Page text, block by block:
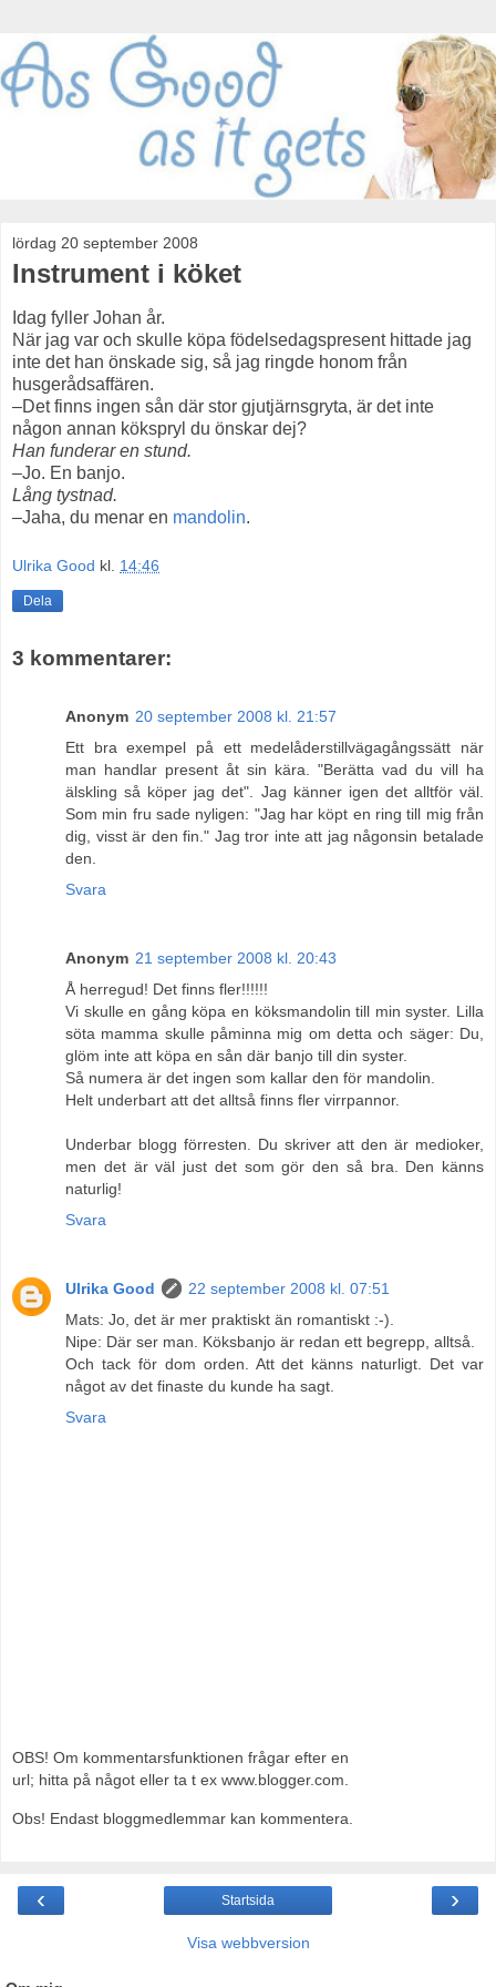
lördag 20 september 2008
Instrument i köket
Idag fyller Johan år.
När jag var och skulle köpa födelsedagspresent hittade jag
inte det han önskade sig, så jag ringde honom från
husgerådsaffären.
–Det finns ingen sån där stor gjutjärnsgryta, är det inte
någon annan kökspryl du önskar dej?
Han funderar en stund.
–Jo. En banjo.
Lång tystnad.
–Jaha, du menar en mandolin.
Ulrika Good kl. 14:46
Dela
3 kommentarer:
Anonym 20 september 2008 kl. 21:57
Ett bra exempel på ett medelåderstillvägagångssätt när
man handlar present åt sin kära. "Berätta vad du vill ha
älskling så köper jag det". Jag känner igen det alltför väl.
Som min fru sade nyligen: "Jag har köpt en ring till mig från
dig, visst är den fin." Jag tror inte att jag någonsin betalade
den.
Svara
Anonym 21 september 2008 kl. 20:43
Å herregud! Det finns fler!!!!!!
Vi skulle en gång köpa en köksmandolin till min syster. Lilla
söta mamma skulle påminna mig om detta och säger: Du,
glöm inte att köpa en sån där banjo till din syster.
Så numera är det ingen som kallar den för mandolin.
Helt underbart att det alltså finns fler virrpannor.
Underbar blogg förresten. Du skriver att den är medioker,
men det är väl just det som gör den så bra. Den känns
naturlig!
Svara
Ulrika Good
22 september 2008 kl. 07:51
Mats: Jo, det är mer praktiskt än romantiskt :-).
Nipe: Där ser man. Köksbanjo är redan ett begrepp, alltså.
Och tack för dom orden. Att det känns naturligt. Det var
något av det finaste du kunde ha sagt.
Svara
OBS! Om kommentarsfunktionen frågar efter en
url; hitta på något eller ta t ex www.blogger.com.
Obs! Endast bloggmedlemmar kan kommentera.
‹ ›
Startsida
Visa webbversion